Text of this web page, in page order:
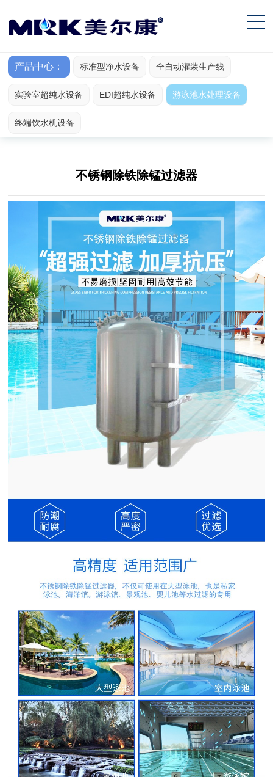
产品中心： 标准型净水设备 全自动灌装生产线
实验室超纯水设备 EDI超纯水设备 游泳池水处理设备
终端饮水机设备
不锈钢除铁除锰过滤器